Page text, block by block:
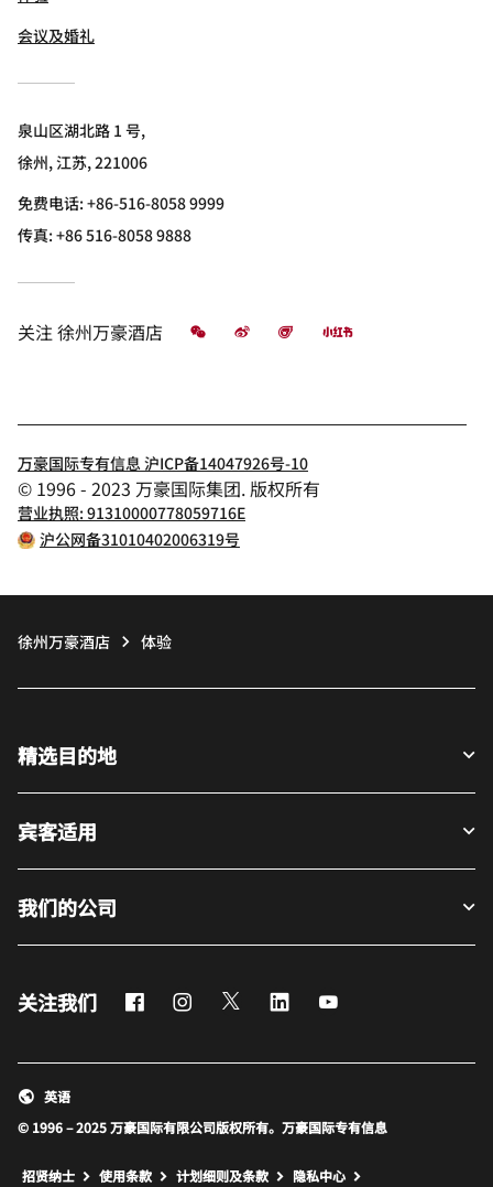
会议及婚礼
泉山区湖北路 1 号,
徐州, 江苏, 221006
免费电话:+86-516-8058 9999
传真:+86 516-8058 9888
关注 徐州万豪酒店 微信 微博 飞猪 小红书
万豪国际专有信息 沪ICP备14047926号-10
© 1996 - 2023 万豪国际集团. 版权所有
营业执照: 91310000778059716E
沪公网备31010402006319号
徐州万豪酒店 体验
精选目的地
宾客适用
我们的公司
关注我们 FacebookInstagram
Twitter LinkedIn
© 1996 – 2025 万豪国际有限公司版权所有。万豪国际专有信息
英语
招贤纳士 使用条款 计划细则及条款 隐私中心